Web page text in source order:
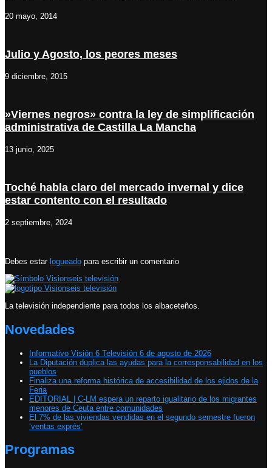
20 mayo, 2014
Julio y Agosto, los peores meses
9 diciembre, 2015
»Viernes negros» contra la ley de simplificación
administrativa de Castilla La Mancha
13 junio, 2025
Toché habla claro del mercado invernal y dice
estar contento con el resultado
2 septiembre, 2024
Debes estar logueado para escribir un comentario
La televisión independiente para todos los albaceteños.
Novedades
Informativo Visión 6 Televisión 6 de agosto de 2026
La Diputación duplica las ayudas para la corresponsabilidad en los
pueblos
Finaliza una reforma histórica de accesibilidad de los ejidos de la
Feria
EDITORIAL | C-LM espera un reparto igualitario de los migrantes
menores de Ceuta entre comunidades
El 7% de las viviendas vendidas en el segundo semestre fueron
‘ventas exprés’
Programas